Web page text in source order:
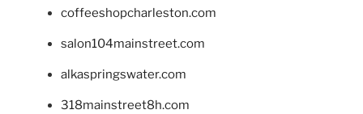
coffeeshopcharleston.com
salon104mainstreet.com
alkaspringswater.com
318mainstreet8h.com